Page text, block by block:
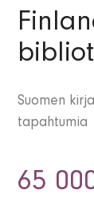
Suomen
tapahtumia
65